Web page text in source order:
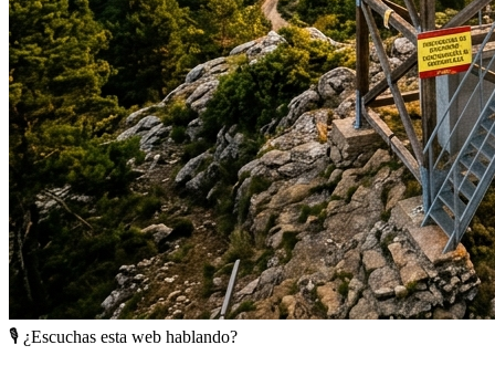
🎙️ ¿Escuchas esta web hablando?